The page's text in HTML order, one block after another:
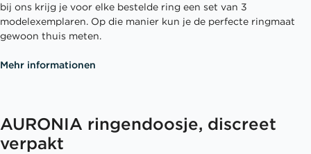
bij ons krijg je voor elke bestelde ring een set van 3
modelexemplaren. Op die manier kun je de perfecte ringmaat
gewoon thuis meten.
Mehr informationen
AURONIA ringendoosje, discreet
verpakt